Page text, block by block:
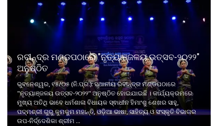
ରବୀନ୍ଦ୍ର ମଣ୍ଡପଠାରେ "ନୃତ୍ୟାଞ୍ଜଳୟ ଉତ୍ସବ-୨୦୨୨"
ଅନୁଷ୍ଠିତ
ଭୁବନେଶ୍ୱର, ୧୫/୦୫ (ନି.ପ୍ର.): ସ୍ଥାନୀୟ ରବୀନ୍ଦ୍ର ମଣ୍ଡପଠାରେ
"ନୃତ୍ୟାଞ୍ଜଳୟ ଉତ୍ସବ-୨୦୨୨" ଅନୁଷ୍ଠିତ ହୋଇଯାଇଛି । କାର୍ଯ୍ୟକ୍ରମରେ
ମୁଖ୍ୟ ଅତିଥି ଭାବେ ଧର୍ମଶାଳା ବିଧାୟକ ସ୍ଵାଧୀନ ହିମାଂଶୁ ଶେଖର ସାହୁ,
ପଦ୍ମଶ୍ରୀ ଗୁରୁ କୁମକୁମ ମହାନ୍ତି, ଓଡ଼ିଆ ଭାଷା, ସାହିତ୍ୟ ଓ ସଂସ୍କୃତି ବିଭାଗର
ଉପ-ନିର୍ଦ୍ଦେଶିକା ଶ୍ରୀମ ...